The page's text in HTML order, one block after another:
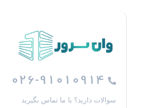
026-91010914
سوالات دارید؟ با ما تماس بگیرید